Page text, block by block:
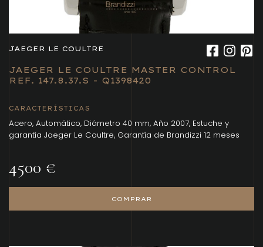
JAEGER LE COULTRE
JAEGER LE COULTRE MASTER CONTROL
REF. 147.8.37.S - Q1398420
CARACTERÍSTICAS
Acero, Automático, Diámetro 40 mm, Año 2007, Estuche y
garantía Jaeger Le Coultre, Garantía de Brandizzi 12 meses
4500 €
COMPRAR